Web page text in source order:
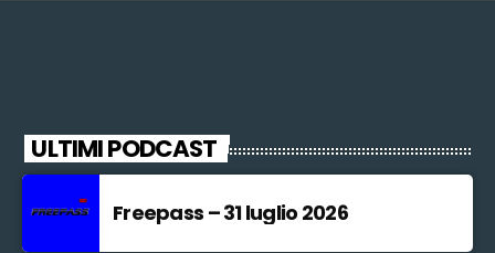
ULTIMI PODCAST
Freepass – 31 luglio 2026